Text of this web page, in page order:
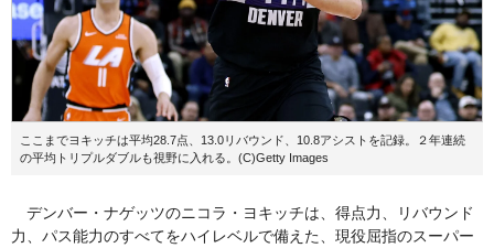
ここまでヨキッチは平均28.7点、13.0リバウンド、10.8アシストを記録。２年連続
の平均トリプルダブルも視野に入れる。(C)Getty Images
デンバー・ナゲッツのニコラ・ヨキッチは、得点力、リバウンド
力、パス能力のすべてをハイレベルで備えた、現役屈指のスーパー